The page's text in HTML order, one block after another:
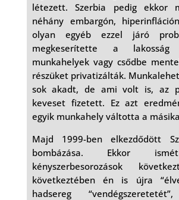
létezett. Szerbia pedig ekkor
néhány embargón,
olyan egyéb ezzel járó
megkeserítette a
munkahelyek vagy csődbe
részüket privatizálták.
sok akadt, de ami volt is, az
keveset fizetett. Ez azt
egyik munkahely váltotta a
Majd 1999-ben elkezdődött
bombázása. Ekkor
kényszerbesorozások
következtében én is újra
hadsereg